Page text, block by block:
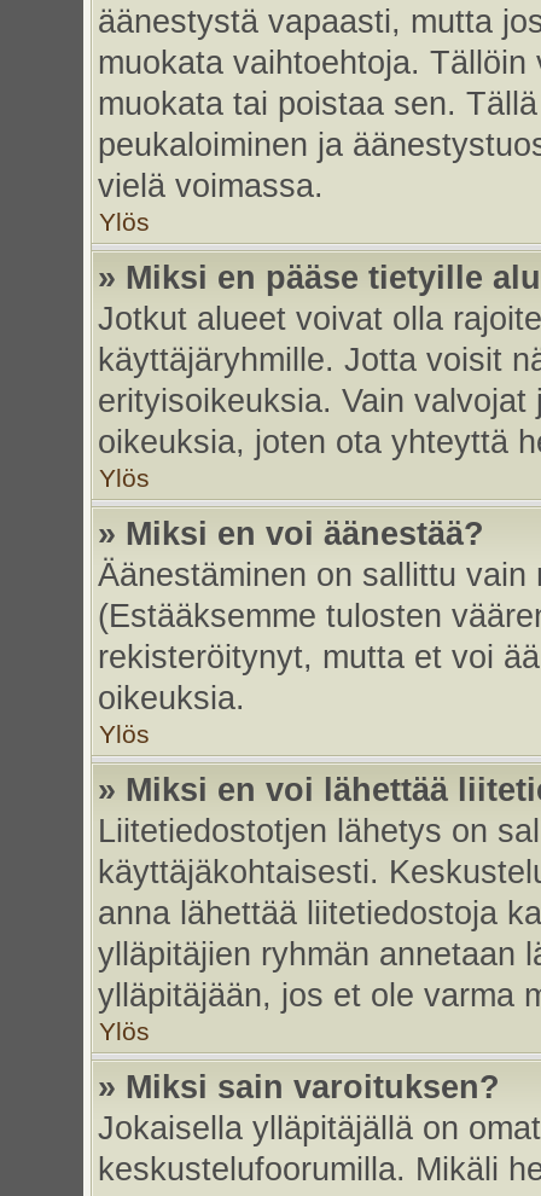
äänestystä vapaasti, mutta
muokata vaihtoehtoja.
muokata tai poistaa sen.
peukaloiminen ja
vielä voimassa.
Ylös
» Miksi en pääse tietyille
Jotkut alueet voivat olla
käyttäjäryhmille. Jotta voisit
erityisoikeuksia. Vain
oikeuksia, joten ota yhteyttä
Ylös
» Miksi en voi äänestää?
Äänestäminen on sallittu
(Estääksemme tulosten
rekisteröitynyt, mutta et voi
oikeuksia.
Ylös
» Miksi en voi lähettää
Liitetiedostotjen lähetys on
käyttäjäkohtaisesti.
anna lähettää liitetiedostoja
ylläpitäjien ryhmän annetaan
ylläpitäjään, jos et ole varma
Ylös
» Miksi sain varoituksen?
Jokaisella ylläpitäjällä on
keskustelufoorumilla. Mikäli